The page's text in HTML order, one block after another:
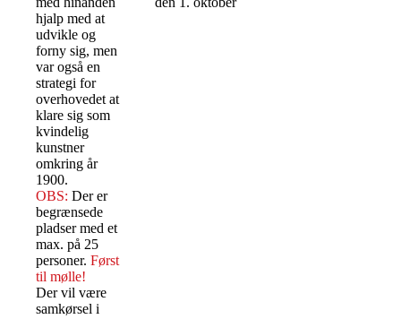
hjalp med at
udvikle og
forny sig, men
var også en
strategi for
overhovedet at
klare sig som
kvindelig
kunstner
omkring år
1900.
OBS: Der er
begrænsede
pladser med et
max. på 25
personer. Først
til mølle!
Der vil være
samkørsel i